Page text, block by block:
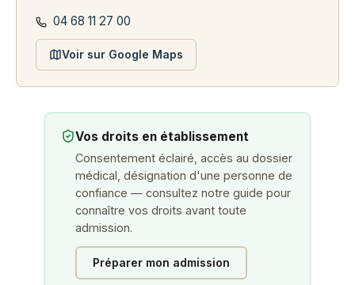
04 68 11 27 00
Voir sur Google Maps
Vos droits en établissement
Consentement éclairé, accès au dossier
médical, désignation d'une personne de
confiance — consultez notre guide pour
connaître vos droits avant toute
admission.
Préparer mon admission